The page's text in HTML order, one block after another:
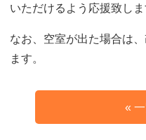
いただけるよう応援致しま
なお、空室が出た場合は
ます。
«